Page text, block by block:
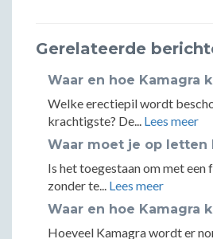
Gerelateerde
Waar en hoe Kamagra
Welke erectiepil wordt
krachtigste? De... Lees meer
Waar moet je op letten
Is het toegestaan om met
zonder te... Lees meer
Waar en hoe Kamagra
Hoeveel Kamagra wordt er